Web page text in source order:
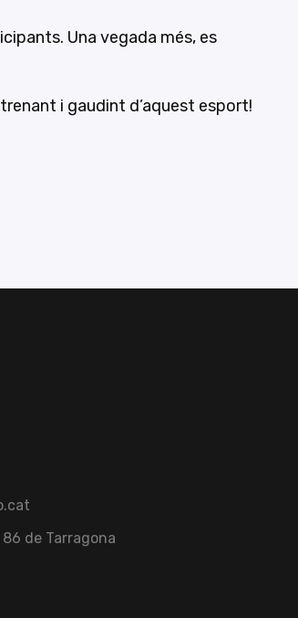
Una vegada més, es
i gaudint d’aquest esport!
de Tarragona